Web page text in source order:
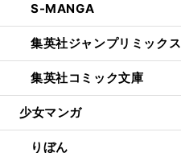
S-MANGA
集英社ジャンプリミックス
集英社コミック文庫
少女マンガ
りぼん